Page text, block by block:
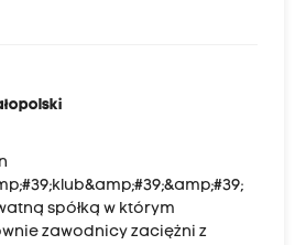
spółką w którym
zawodnicy zaciężni z